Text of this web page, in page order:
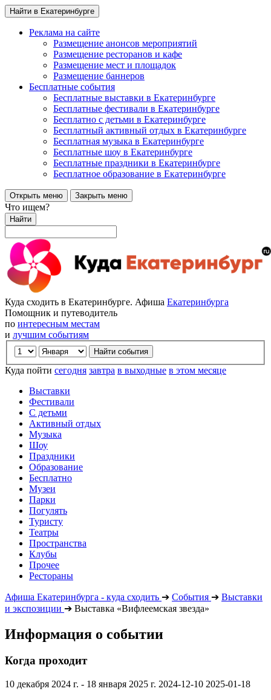
Найти в Екатеринбурге
Реклама на сайте
Размещение анонсов мероприятий
Размещение ресторанов и кафе
Размещение мест и площадок
Размещение баннеров
Бесплатные события
Бесплатные выставки в Екатеринбурге
Бесплатные фестивали в Екатеринбурге
Бесплатно с детьми в Екатеринбурге
Бесплатный активный отдых в Екатеринбурге
Бесплатная музыка в Екатеринбурге
Бесплатные шоу в Екатеринбурге
Бесплатные праздники в Екатеринбурге
Бесплатное образование в Екатеринбурге
Открыть меню Закрыть меню
Что ищем?
Найти
Куда сходить в Екатеринбурге. Афиша Екатеринбурга
Помощник и путеводитель
по интересным местам
и лучшим событиям
Куда пойти сегодня завтра в выходные в этом месяце
Выставки
Фестивали
С детьми
Активный отдых
Музыка
Шоу
Праздники
Образование
Бесплатно
Музеи
Парки
Погулять
Туристу
Театры
Пространства
Клубы
Прочее
Рестораны
Афиша Екатеринбурга - куда сходить ➔ События ➔ Выставки
и экспозиции ➔ Выставка «Вифлеемская звезда»
Информация о событии
Когда проходит
10 декабря 2024 г. - 18 января 2025 г. 2024-12-10 2025-01-18